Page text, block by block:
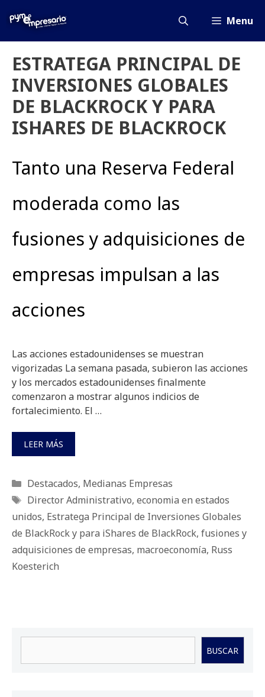
Menu
ESTRATEGA PRINCIPAL DE
INVERSIONES GLOBALES
DE BLACKROCK Y PARA
ISHARES DE BLACKROCK
Tanto una Reserva Federal
moderada como las
fusiones y adquisiciones de
empresas impulsan a las
acciones
Las acciones estadounidenses se muestran
vigorizadas La semana pasada, subieron las acciones
y los mercados estadounidenses finalmente
comenzaron a mostrar algunos indicios de
fortalecimiento. El …
LEER MÁS
Categorías
Destacados, Medianas Empresas
Etiquetas
Director Administrativo, economia en estados
unidos, Estratega Principal de Inversiones Globales
de BlackRock y para iShares de BlackRock, fusiones y
adquisiciones de empresas, macroeconomía, Russ
Koesterich
BUSCAR